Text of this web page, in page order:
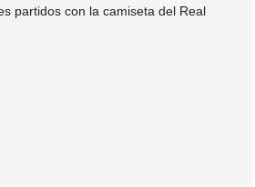
partidos con la camiseta del Real